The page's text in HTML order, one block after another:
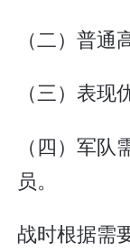
（二）普通
（三）表现
（四）军
员。
战时根据需